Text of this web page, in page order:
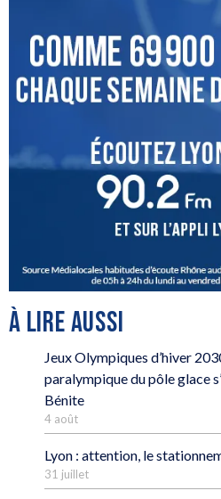
À LIRE AUSSI
Jeux Olympiques d’hiver
paralympique du pôle glace
Bénite
4 août
Lyon : attention, le
31 juillet